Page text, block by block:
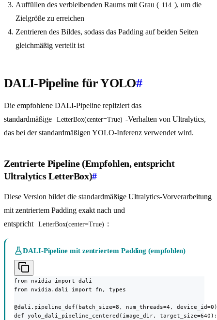
Auffüllen des verbleibenden Raums mit Grau ( 114 ), um die
Zielgröße zu erreichen
Zentrieren des Bildes, sodass das Padding auf beiden Seiten
gleichmäßig verteilt ist
DALI-Pipeline für YOLO#
Die empfohlene DALI-Pipeline repliziert das
standardmäßige
LetterBox(center=True) -Verhalten von Ultralytics,
das bei der standardmäßigen YOLO-Inferenz verwendet wird.
Zentrierte Pipeline (Empfohlen, entspricht
Ultralytics LetterBox)#
Diese Version bildet die standardmäßige Ultralytics-Vorverarbeitung
mit zentriertem Padding exakt nach und
entspricht
LetterBox(center=True) :
DALI-Pipeline mit zentriertem Padding (empfohlen)
from nvidia import dali
from nvidia.dali import fn, types
@dali.pipeline_def(batch_size=8, num_threads=4, device_id=0)
def yolo_dali_pipeline_centered(image_dir, target_size=640):